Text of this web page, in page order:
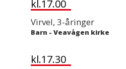
kl.17.00
Virvel, 3-åringer
Barn - Veavågen kirke
kl.17.30